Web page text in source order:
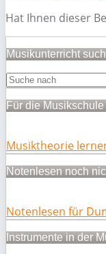
Hat Ihnen dieser
Musikunterricht
Für die
Musiktheorie
Notenlesen noch
Notenlesen für
Instrumente in der